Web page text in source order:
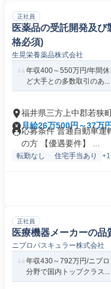
正社員
医薬品の受託開発及
格必須)
生晃栄養薬品株式会社
年収400～550万円/年間
ど大手との多数取引のあ...
福井県三方上中郡若狭
月給26万500円～37万円
応募条件 普通自動車運
の方 【優遇要件】 ...
転勤なし 住宅手当あり
正社員
医療機器メーカーの品
ニプロバスキュラー株式会社
年収430～792万円/ニプ
分野で国内トップクラス...